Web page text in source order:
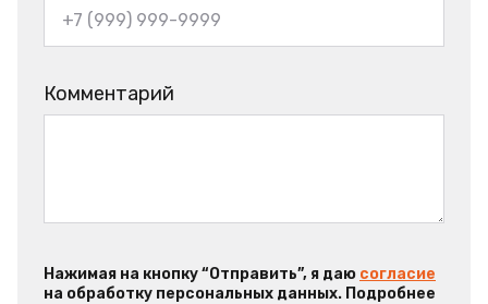
Комментарий
Нажимая на кнопку “Отправить”, я даю согласие
на обработку персональных данных. Подробнее